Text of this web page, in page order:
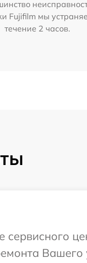
Fujifilm мы
течение 2 часов.
сервисного
Вашего